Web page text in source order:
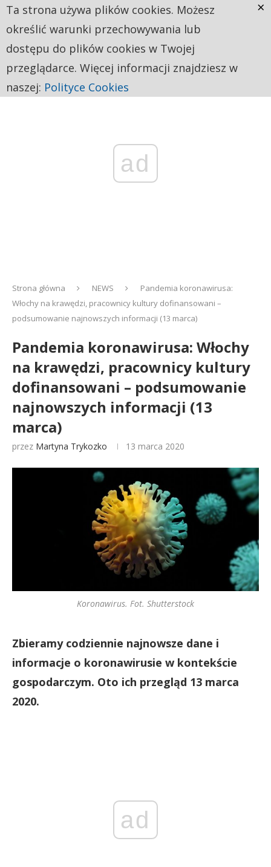
ad
Strona główna NEWS
Pandemia koronawirusa:
Włochy na krawędzi, pracownicy kultury dofinansowani –
podsumowanie najnowszych informacji (13 marca)
Pandemia koronawirusa: Włochy
na krawędzi, pracownicy kultury
dofinansowani – podsumowanie
najnowszych informacji (13
marca)
przez Martyna Trykozko 13 marca 2020
Koronawirus. Fot. Shutterstock
Zbieramy codziennie najnowsze dane i
informacje o koronawirusie w kontekście
gospodarczym. Oto ich przegląd 13 marca
2020.
ad
Ta strona używa plików cookies. Możesz
określić warunki przechowywania lub
dostępu do plików cookies w Twojej
przeglądarce. Więcej informacji znajdziesz w
naszej: Polityce Cookies
×